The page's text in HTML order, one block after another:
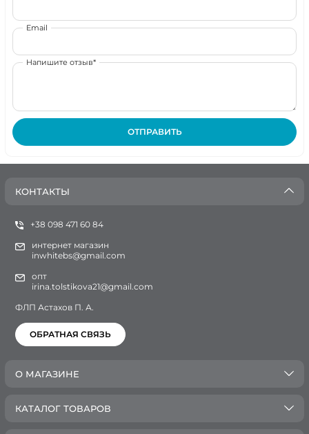
Email
Напишите отзыв*
ОТПРАВИТЬ
КОНТАКТЫ
+38 098 471 60 84
интернет магазин
inwhitebs@gmail.com
опт
irina.tolstikova21@gmail.com
ФЛП Астахов П. А.
ОБРАТНАЯ СВЯЗЬ
О МАГАЗИНЕ
КАТАЛОГ ТОВАРОВ